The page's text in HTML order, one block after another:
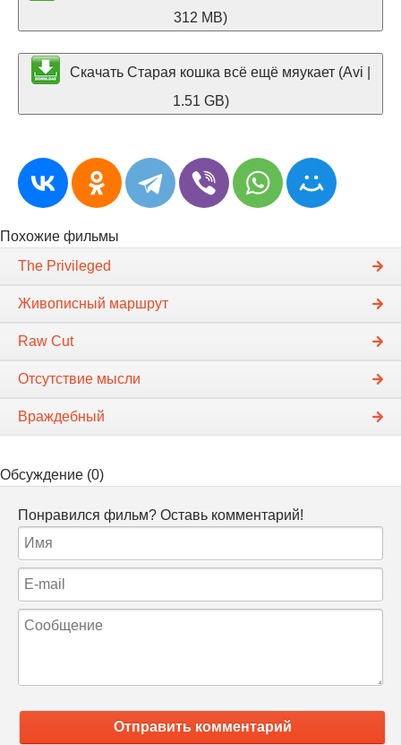
312 MB)
Скачать Старая кошка всё ещё мяукает (Avi |
1.51 GB)
Похожие фильмы
The Privileged
Живописный маршрут
Raw Cut
Отсутствие мысли
Враждебный
Обсуждение (0)
Понравился фильм? Оставь комментарий!
Отправить комментарий